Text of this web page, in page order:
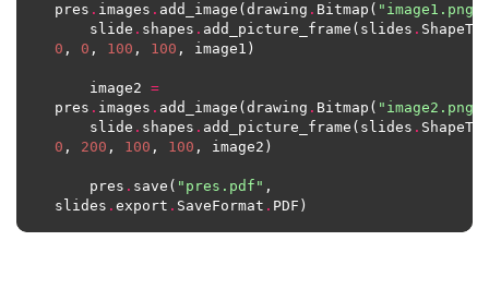
pres . images . add_image(drawing . Bitmap( "image1.png"
	slide
. shapes . add_picture_frame(slides .
0 , 0 , 100 , 100
    image2
=
pres . images . add_image(drawing . Bitmap( "image2.png"
	slide
. shapes . add_picture_frame(slides .
0 , 200 , 100 , 100
    pres
. save( "pres.pdf" ,
slides . export . SaveFormat .